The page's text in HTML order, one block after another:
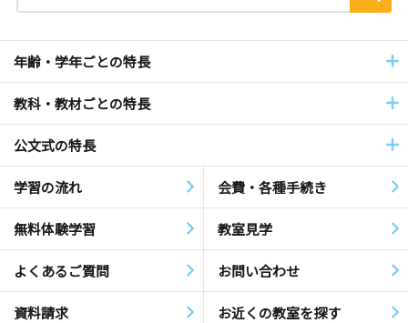
年齢・学年ごとの特長
教科・教材ごとの特長
公文式の特長
学習の流れ 会費・各種手続き
無料体験学習 教室見学
よくあるご質問 お問い合わせ
資料請求 お近くの教室を探す